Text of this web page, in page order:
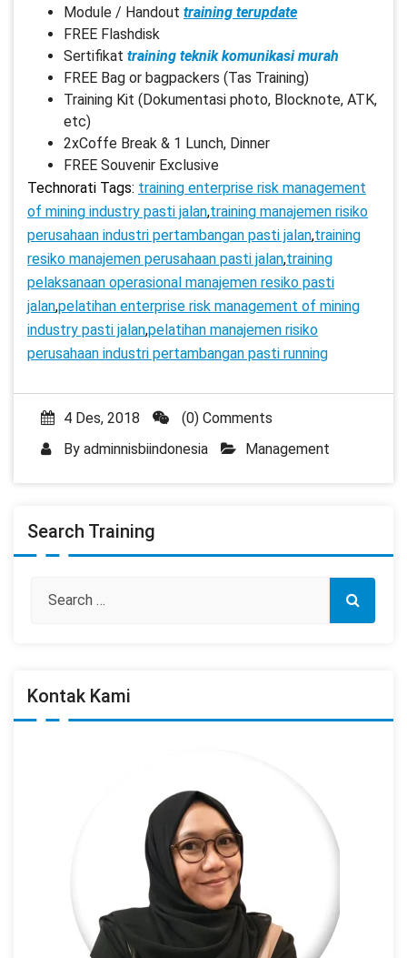
Module / Handout training terupdate
FREE Flashdisk
Sertifikat training teknik komunikasi murah
FREE Bag or bagpackers (Tas Training)
Training Kit (Dokumentasi photo, Blocknote, ATK,
etc)
2xCoffe Break & 1 Lunch, Dinner
FREE Souvenir Exclusive
Technorati Tags: training enterprise risk management
of mining industry pasti jalan,training manajemen risiko
perusahaan industri pertambangan pasti jalan,training
resiko manajemen perusahaan pasti jalan,training
pelaksanaan operasional manajemen resiko pasti
jalan,pelatihan enterprise risk management of mining
industry pasti jalan,pelatihan manajemen risiko
perusahaan industri pertambangan pasti running
4 Des, 2018
(0) Comments
By adminnisbiindonesia Management
Search Training
Kontak Kami